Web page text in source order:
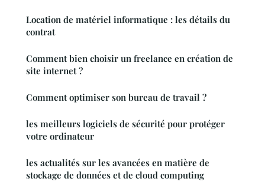
Location de matériel informatique : les détails du
contrat
Comment bien choisir un freelance en création de
site internet ?
Comment optimiser son bureau de travail ?
les meilleurs logiciels de sécurité pour protéger
votre ordinateur
les actualités sur les avancées en matière de
stockage de données et de cloud computing